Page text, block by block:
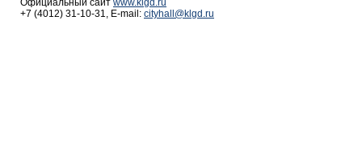
Официальный сайт www.klgd.ru
+7 (4012) 31-10-31, E-mail: cityhall@klgd.ru